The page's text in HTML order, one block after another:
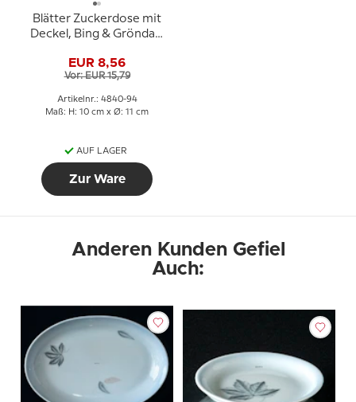
Blätter Zuckerdose mit
Deckel, Bing & Gröndahl
EUR 8,56
Vor: EUR 15,79
Artikelnr.: 4840-94
Maß: H: 10 cm x Ø: 11 cm
AUF LAGER
Zur Ware
Anderen Kunden Gefiel
Auch: